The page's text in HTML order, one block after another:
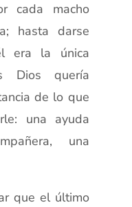
cada macho
hasta darse
era la única
Dios quería
de lo que
una ayuda
una
que el último